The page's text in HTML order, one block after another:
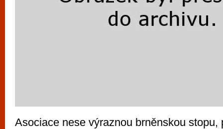
Asociace nese výraznou brněnskou stopu,